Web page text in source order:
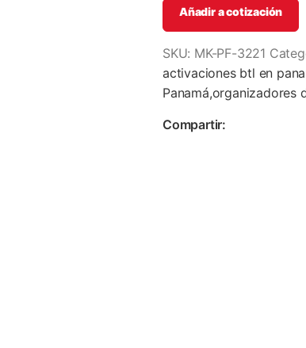
Añadir a cotización
SKU: MK-PF-3221
activaciones btl en
Panamá,organizadores
Compartir: